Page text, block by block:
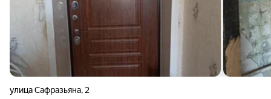
улица Сафразьяна, 2